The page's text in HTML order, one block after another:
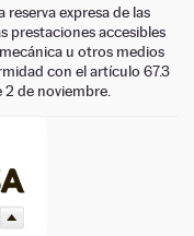
reserva expresa de las
prestaciones accesibles
u otros medios
con el artículo 67.3
de noviembre.